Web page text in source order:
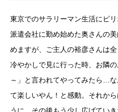
東京でのサラリーマン生活にピ
派遣会社に勤め始めた奥さんの
めますが、ご主人の裕彦さんは
冷やかしで見に行った時、お隣
～」と言われてやってみたら…
て楽しいやん！と感動。それか